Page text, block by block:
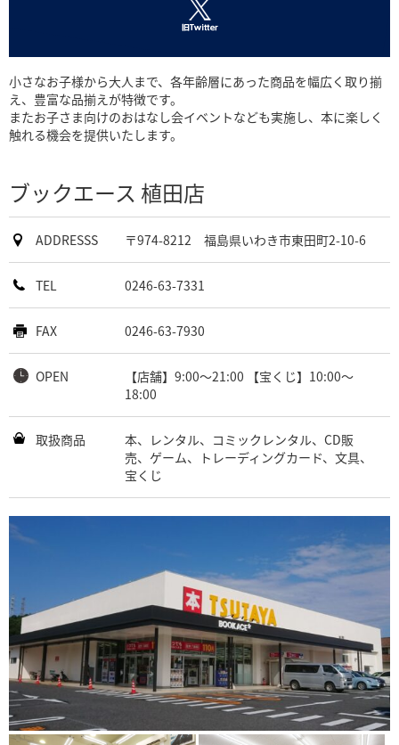
小さなお子様から大人まで、各年齢層にあった商品を幅広く取り揃
え、豊富な品揃えが特徴です。
またお子さま向けのおはなし会イベントなども実施し、本に楽しく
触れる機会を提供いたします。
ブックエース 植田店
ADDRESSS 〒974-8212 福島県いわき市東田町2-10-6
TEL 0246-63-7331
FAX 0246-63-7930
OPEN
【店舗】9:00～21:00 【宝くじ】10:00～
18:00
取扱商品
本、レンタル、コミックレンタル、CD販
売、ゲーム、トレーディングカード、文具、
宝くじ